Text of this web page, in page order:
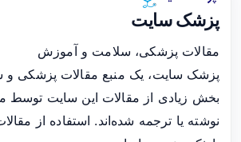
پزشک سایت
مقالات پزشکی، سلامت و آموزش
پزشک سایت، یک منبع مقالات پزشکی
بخش زیادی از مقالات این سایت توسط
نوشته یا ترجمه شده‌اند. استفاده از